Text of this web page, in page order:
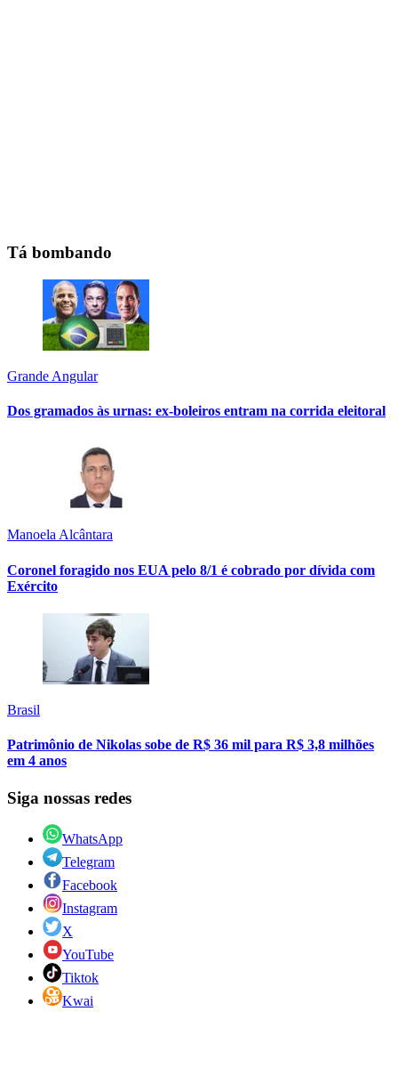
Tá bombando
Grande Angular
Dos gramados às urnas: ex-boleiros entram na corrida eleitoral
Manoela Alcântara
Coronel foragido nos EUA pelo 8/1 é cobrado por dívida com
Exército
Brasil
Patrimônio de Nikolas sobe de R$ 36 mil para R$ 3,8 milhões
em 4 anos
Siga nossas redes
WhatsApp
Telegram
Facebook
Instagram
X
YouTube
Tiktok
Kwai